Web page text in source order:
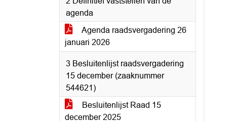
agenda
Agenda raadsvergadering 26
januari 2026
3 Besluitenlijst raadsvergadering
15 december (zaaknummer
544621)
Besluitenlijst Raad 15
december 2025